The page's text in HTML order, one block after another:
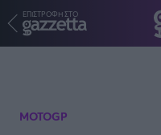
ΕΠΙΣΤΡΟΦΗ ΣΤΟ
MOTOGP